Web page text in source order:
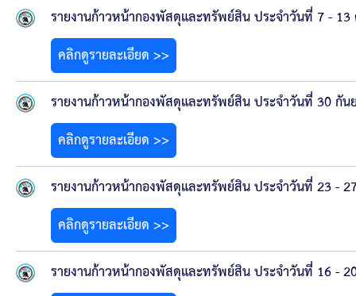
การประเมินความพึงพอใจของการดำเนินงาน อบจ.
ขั้นตอนและวิธีการชำระภาษีฯ
แบบฟอร์มการชำระภาษีฯ
การบริการแบบเบ็ดเสร็จ (One Stop Service)
หนังสือสั่งการ
สรุปผลการปฏิบัติงานประจำเดือน GPS
ระเบียบพัสดุฯ การจัดซื้อจัดจ้าง
รายงานก้าวหน้ากองพัสดุและทรัพย์สิน ประจำวันที่ 7 -
คลิกดูรายละเอียด >>
รายงานก้าวหน้ากองพัสดุและทรัพย์สิน ประจำวันที่ 30 กั
คลิกดูรายละเอียด >>
รายงานก้าวหน้ากองพัสดุและทรัพย์สิน ประจำวันที่ 23 -
คลิกดูรายละเอียด >>
รายงานก้าวหน้ากองพัสดุและทรัพย์สิน ประจำวันที่ 16 -